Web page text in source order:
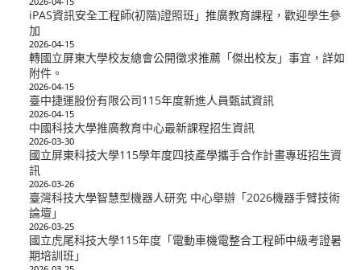
iPAS資訊安全工程師(初階)證照班」推廣教育課程，歡迎學生參
加
2026-04-15
轉國立屏東大學校友總會公開徵求推薦「傑出校友」事宜，詳如
附件。
2026-04-15
臺中捷運股份有限公司115年度新進人員甄試資訊
2026-04-15
中國科技大學推廣教育中心最新課程招生資訊
2026-03-30
國立屏東科技大學115學年度四技產學攜手合作計畫專班招生資
訊
2026-03-26
臺灣科技大學智慧型機器人研究 中心舉辦「2026機器手臂技術
論壇」
2026-03-25
國立虎尾科技大學115年度「電動車機電整合工程師中級考證暑
期培訓班」